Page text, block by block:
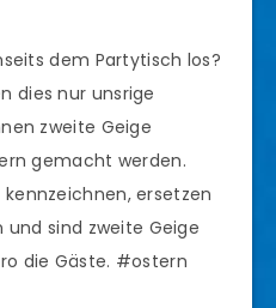
dem Partytisch los?
dies nur unsrige
zweite Geige
gemacht werden.
ersetzen
und sind zweite Geige
die Gäste. #ostern